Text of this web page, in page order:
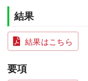
結果
結果はこちら
要項